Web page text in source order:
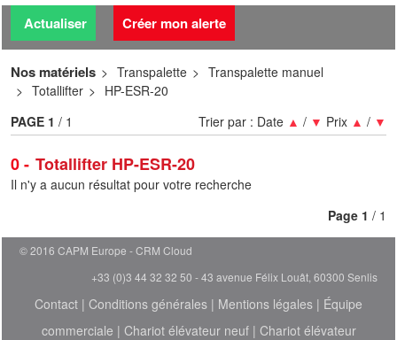
Actualiser Créer mon alerte
Nos matériels Transpalette
Transpalette manuel
Totallifter
HP-ESR-20
0 Totallifter HP-ESR-20
Trier par : Date ▲ / ▼ Prix ▲ / ▼
PAGE 1 / 1
Il n'y a aucun résultat pour votre recherche
Page 1 / 1
© 2016 CAPM Europe
CRM Cloud
+33 (0)3 44 32 32 50 - 43 avenue Félix Louât, 60300 Senlis
Contact | Conditions générales | Mentions légales | Équipe
commerciale | Chariot élévateur neuf| Chariot élévateur